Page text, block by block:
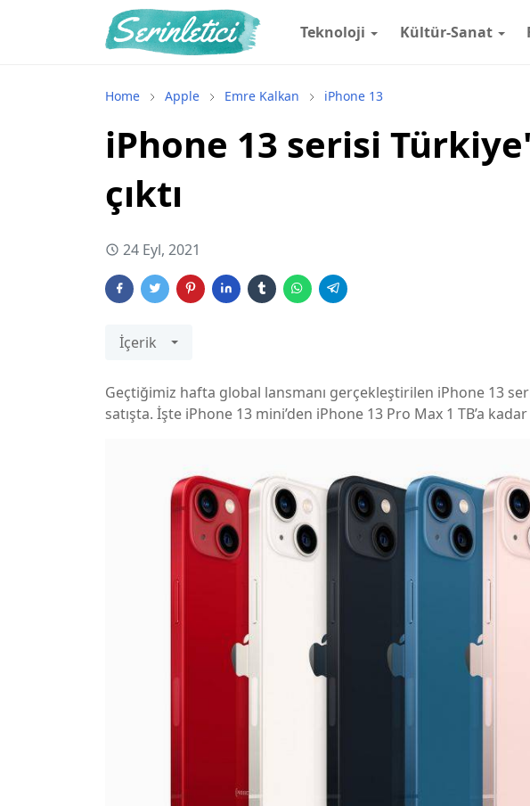
Teknoloji Kültür-Sanat
Home Apple Emre Kalkan iPhone 13
iPhone 13 serisi
çıktı
24 Eyl, 2021
İçerik
Geçtiğimiz hafta global lansmanı gerçekleştirilen iPhone 13
satışta. İşte iPhone 13 mini’den iPhone 13 Pro Max 1 TB’a